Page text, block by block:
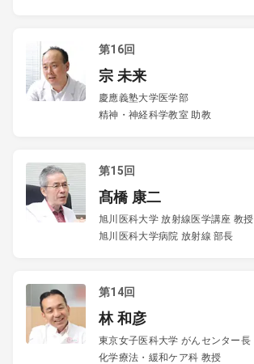
第16回
宗 未来
慶應義塾大学医学部
精神・神経科学教室 助教
第15回
髙橋 康二
旭川医科大学 放射線医学講座 教授
旭川医科大学病院 放射線 部長
第14回
林 和彦
東京女子医科大学 がんセンター長
化学療法・緩和ケア科 教授